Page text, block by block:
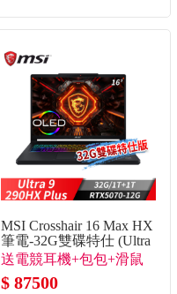
MSI Crosshair 16 Max HX
筆電-32G雙碟特仕 (Ultra
9-290HX
Plus/32G/1T+1T/RTX5070-
12G)
送電競耳機+包包+滑鼠
+RJ45轉接線
$ 87500